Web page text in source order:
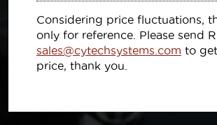
Considering price fluctuations,
only for reference. Please send
sales@cytechsystems.com to
price, thank you.